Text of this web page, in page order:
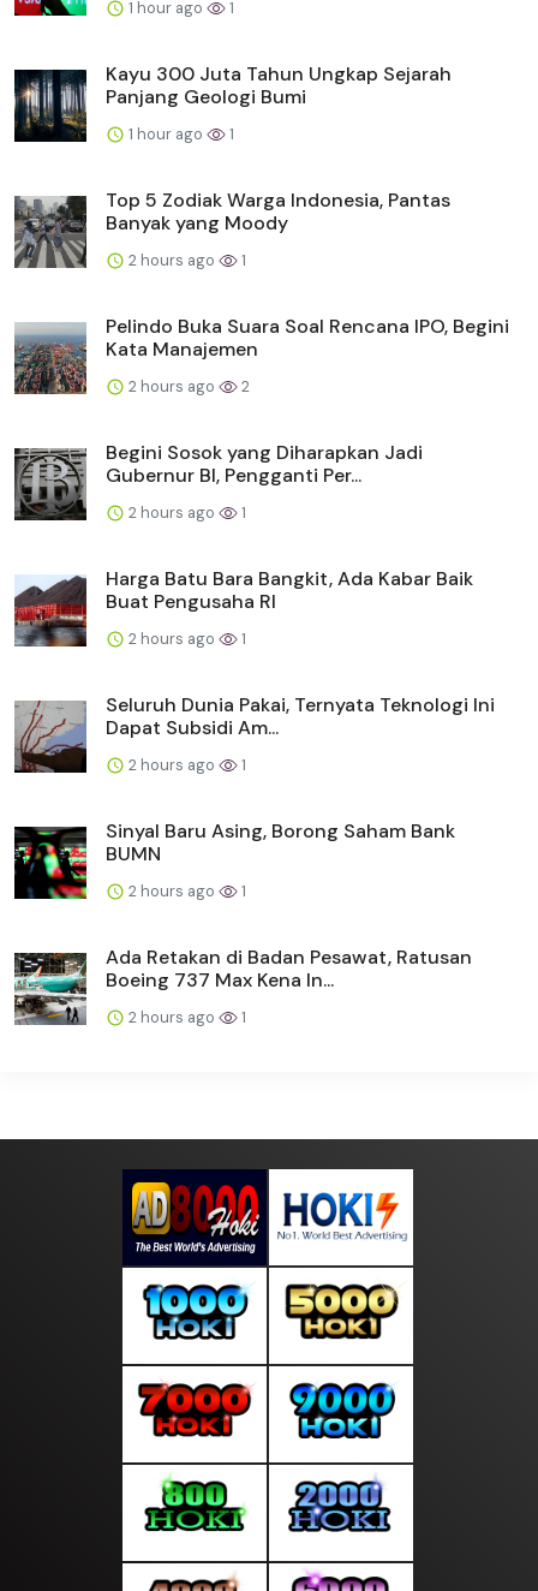
1 hour ago 1
Kayu 300 Juta Tahun Ungkap Sejarah
Panjang Geologi Bumi
1 hour ago 1
Top 5 Zodiak Warga Indonesia, Pantas
Banyak yang Moody
2 hours ago 1
Pelindo Buka Suara Soal Rencana IPO, Begini
Kata Manajemen
2 hours ago 2
Begini Sosok yang Diharapkan Jadi
Gubernur BI, Pengganti Per...
2 hours ago 1
Harga Batu Bara Bangkit, Ada Kabar Baik
Buat Pengusaha RI
2 hours ago 1
Seluruh Dunia Pakai, Ternyata Teknologi Ini
Dapat Subsidi Am...
2 hours ago 1
Sinyal Baru Asing, Borong Saham Bank
BUMN
2 hours ago 1
Ada Retakan di Badan Pesawat, Ratusan
Boeing 737 Max Kena In...
2 hours ago 1